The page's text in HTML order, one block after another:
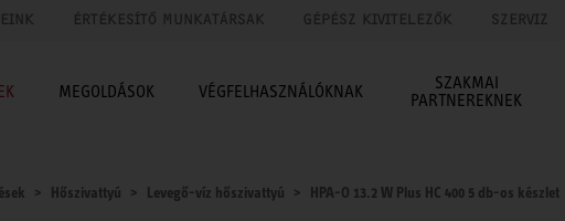
ÉRTÉKESÍTŐ MUNKATÁRSAK GÉPÉSZ KIVITELEZŐK SZERVIZ
MEGOLDÁSOK VÉGFELHASZNÁLÓKNAK
SZAKMAI
PARTNEREKNEK
Hőszivattyú Levegő-víz hőszivattyú HPA-O 13.2 W Plus HC 400 5 db-os készlet